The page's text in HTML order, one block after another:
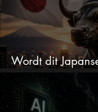
Wordt dit
comeback kid